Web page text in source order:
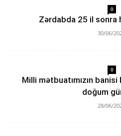
0
Zərdabda 25 il sonra
30/06/
0
Milli mətbuatımızın
doğum
28/06/